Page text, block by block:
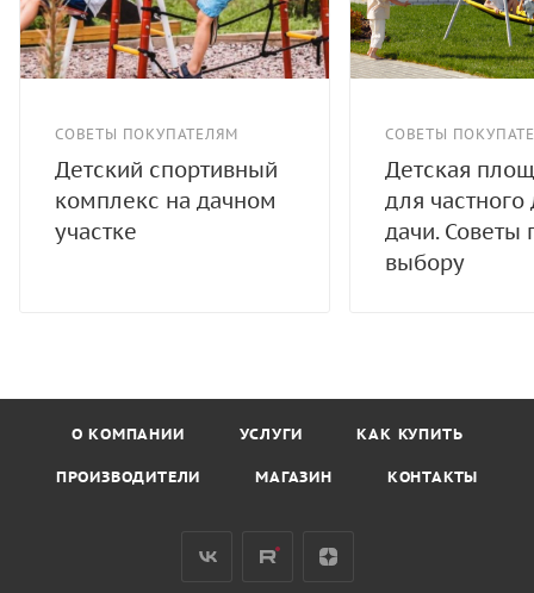
СОВЕТЫ ПОКУПАТЕЛЯМ
Детский спортивный
комплекс на дачном
участке
СОВЕТЫ
Детская
для
дачи. Советы
выбору
О КОМПАНИИ УСЛУГИ КАК КУПИТЬ
ПРОИЗВОДИТЕЛИ МАГАЗИН КОНТАКТЫ